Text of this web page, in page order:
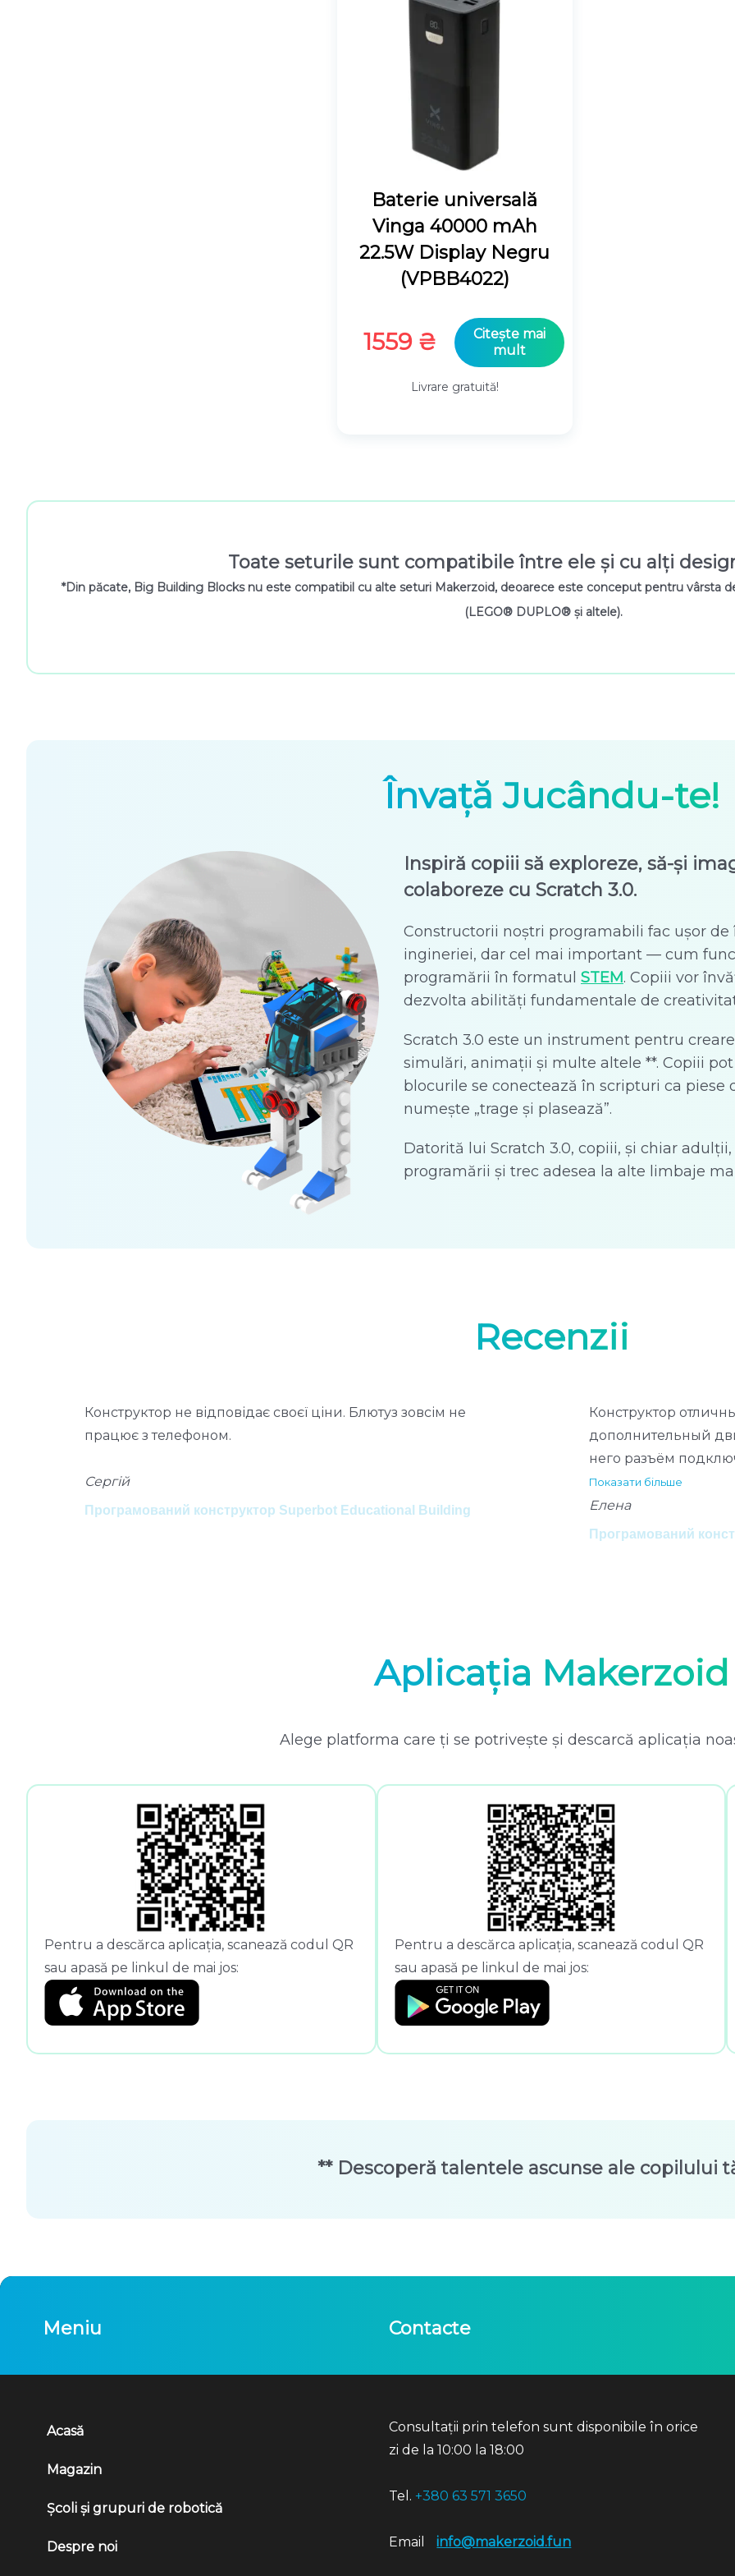
Baterie universală
Vinga 40000 mAh
22.5W Display Negru
(VPBB4022)
1559 ₴
Citește mai
mult
Livrare gratuită!
Toate seturile sunt compatibile între ele și cu alți
*Din păcate, Big Building Blocks nu este compatibil cu alte seturi Makerzoid, deoarece este conceput pentru vârsta
(LEGO® DUPLO® și altele).
Învață Jucându-te!
Inspiră copiii să exploreze, să-și
colaboreze cu Scratch 3.0.
Constructorii noștri programabili fac ușor
ingineriei, dar cel mai important — cum
programării în formatul STEM. Copiii vor
dezvolta abilități fundamentale de
Scratch 3.0 este un instrument pentru
simulări, animații și multe altele **. Copiii
blocurile se conectează în scripturi ca piese
numește „trage și plasează”.
Datorită lui Scratch 3.0, copiii, și chiar
programării și trec adesea la alte limbaje
Recenzii
Конструктор не відповідає своєї ціни. Блютуз зовсім не
працює з телефоном.
Сергій
Програмований конструктор Superbot Educational Building
Конструктор
дополнительный
него разъём
Показати більше
Елена
Програмований
Aplicația Makerzoid
Alege platforma care ți se potrivește și descarcă aplicația
Pentru a descărca aplicația, scanează codul QR
sau apasă pe linkul de mai jos:
Pentru a descărca aplicația, scanează codul QR
sau apasă pe linkul de mai jos:
** Descoperă talentele ascunse ale copilului
Meniu
Acasă
Magazin
Școli și grupuri de robotică
Despre noi
Contacte
Consultații prin telefon sunt disponibile în orice
zi de la 10:00 la 18:00
Tel.+380 63 571 3650
Email info@makerzoid.fun